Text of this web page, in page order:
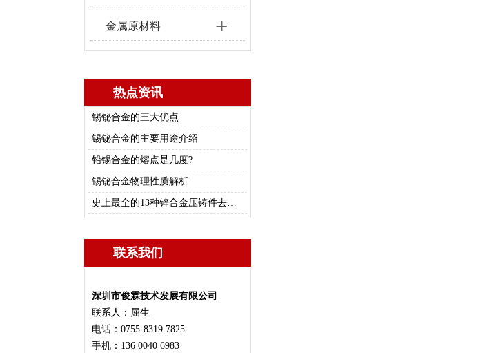
金属原材料
热点资讯
锡铋合金的三大优点
锡铋合金的主要用途介绍
铅锡合金的熔点是几度?
锡铋合金物理性质解析
史上最全的13种锌合金压铸件去毛刺/修边的方法总结
联系我们
深圳市俊霖技术发展有限公司
联系人：屈生
电话：0755-8319 7825
手机：136 0040 6983